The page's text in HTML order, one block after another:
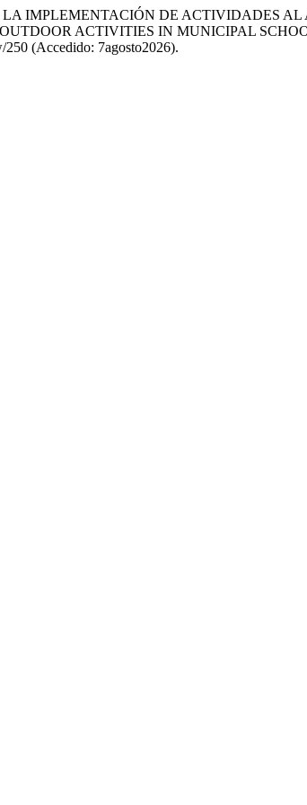
IMPLEMENTACIÓN DE ACTIVIDADES
ACTIVITIES IN MUNICIPAL
(Accedido: 7agosto2026).